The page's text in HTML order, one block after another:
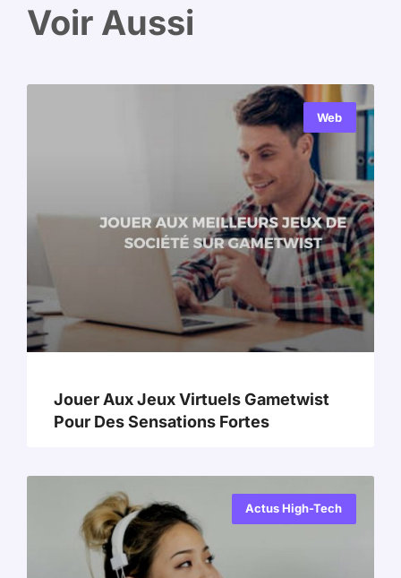
Voir Aussi
Web
Jouer Aux Jeux Virtuels Gametwist
Pour Des Sensations Fortes
Actus High-Tech